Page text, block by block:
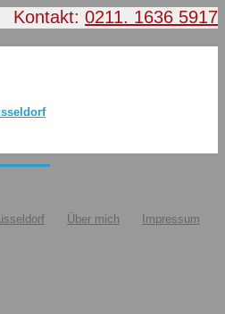
Kontakt: 0211. 1636 5917
Über mich Impressum